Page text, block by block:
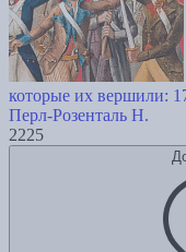
которые их вершили:
Перл-Розенталь Н.
2225